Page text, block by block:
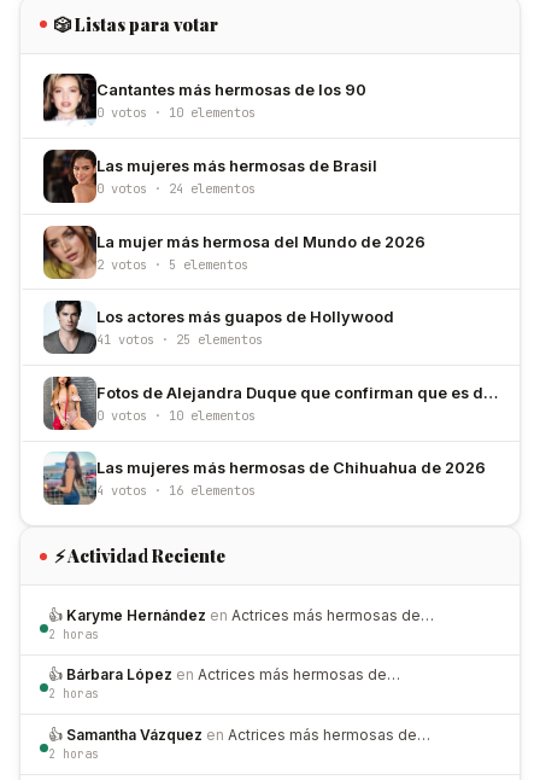
🎲 Listas para votar
Cantantes más hermosas de los 90
0 votos · 10 elementos
Las mujeres más hermosas de Brasil
0 votos · 24 elementos
La mujer más hermosa del Mundo de 2026
2 votos · 5 elementos
Los actores más guapos de Hollywood
41 votos · 25 elementos
Fotos de Alejandra Duque que confirman que es de las más bellas de Colombia
0 votos · 10 elementos
Las mujeres más hermosas de Chihuahua de 2026
4 votos · 16 elementos
⚡ Actividad Reciente
👍 Karyme Hernández en Actrices más hermosas de…
2 horas
👍 Bárbara López en Actrices más hermosas de…
2 horas
👍 Samantha Vázquez en Actrices más hermosas de…
2 horas